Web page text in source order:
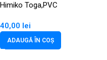
Himiko Toga,PVC
40,00 lei
ADAUGĂ ÎN COȘ